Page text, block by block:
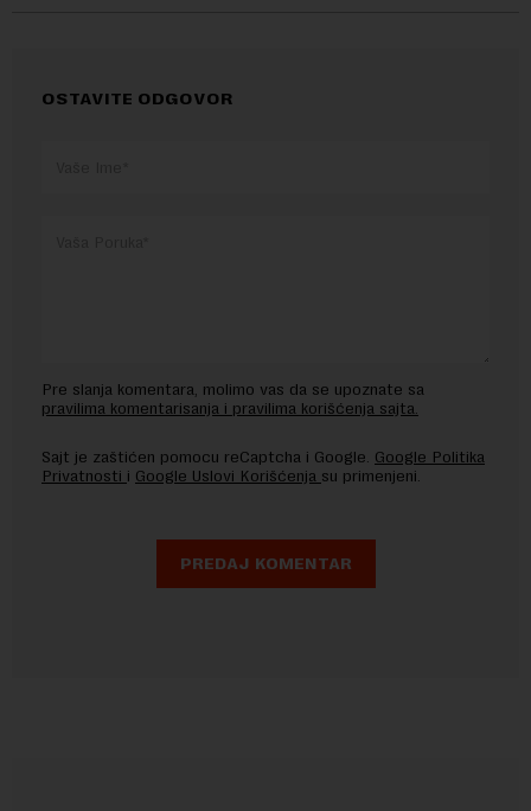
OSTAVITE ODGOVOR
Pre slanja komentara, molimo vas da se upoznate sa
pravilima komentarisanja i pravilima korišćenja sajta.
Sajt je zaštićen pomocu reCaptcha i Google. Google Politika
Privatnosti i Google Uslovi Korišćenja su primenjeni.